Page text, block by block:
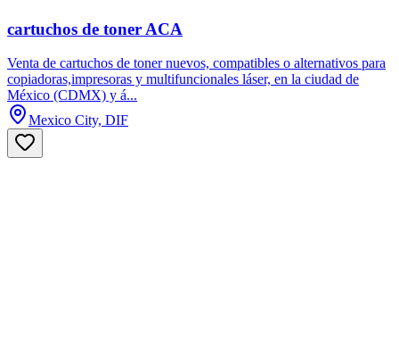
cartuchos de toner ACA
Venta de cartuchos de toner nuevos, compatibles o alternativos para
copiadoras,impresoras y multifuncionales láser, en la ciudad de
México (CDMX) y á...
Mexico City, DIF